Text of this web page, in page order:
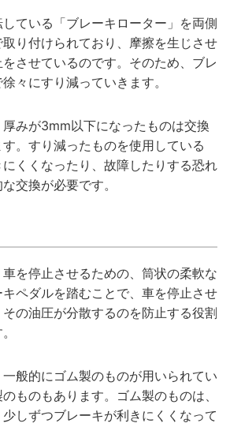
ている「ブレーキローター」を両側
り付けられており、摩擦を生じさせ
させているのです。そのため、ブレ
々にすり減っていきます。
みが3mm以下になったものは交換
。すり減ったものを使用している
くくなったり、故障したりする恐れ
交換が必要です。
を停止させるための、筒状の柔軟な
ペダルを踏むことで、車を停止させ
の油圧が分散するのを防止する役割
般的にゴム製のものが用いられてい
ものもあります。ゴム製のものは、
しずつブレーキが利きにくくなって